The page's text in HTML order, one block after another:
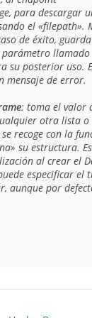
para descargar
el «filepath».
de éxito,
parámetro llamado
su posterior uso.
mensaje de error.
: toma el valor
otra lista o
recoge con la
su estructura.
al crear el
especificar el
aunque por